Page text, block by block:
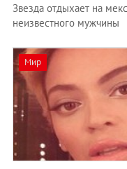
Звезда отдыхает на
неизвестного мужчины
Мир